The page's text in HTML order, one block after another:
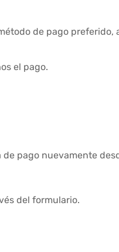
de pago preferido,
el pago.
pago nuevamente
del formulario.